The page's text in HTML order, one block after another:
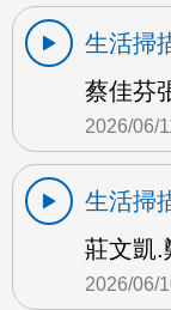
生活掃
蔡佳芬
2026/06/
生活掃
莊文凱.
2026/06/